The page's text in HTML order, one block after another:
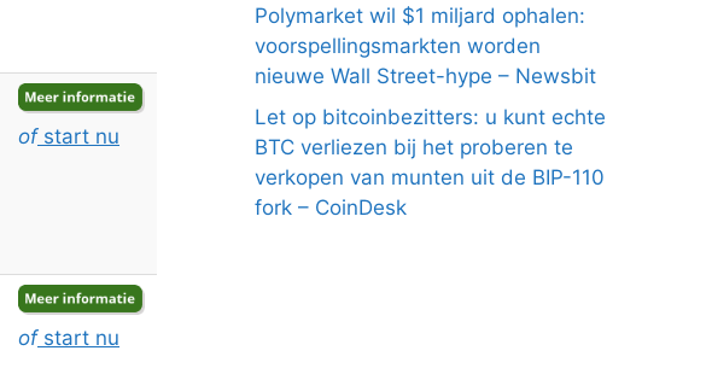
ofstart nu
ofstart nu
Polymarket wil $1 miljard ophalen:
voorspellingsmarkten worden
nieuwe Wall Street-hype – Newsbit
Let op bitcoinbezitters: u kunt echte
BTC verliezen bij het proberen te
verkopen van munten uit de BIP-110
fork – CoinDesk